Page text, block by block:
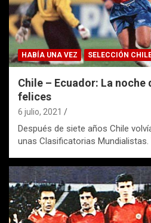
HABÍA UNA VEZ SELECCIÓN
Chile – Ecuador: La noche
felices
6 julio, 2021
Después de siete años Chile
unas Clasificatorias Mundialistas.